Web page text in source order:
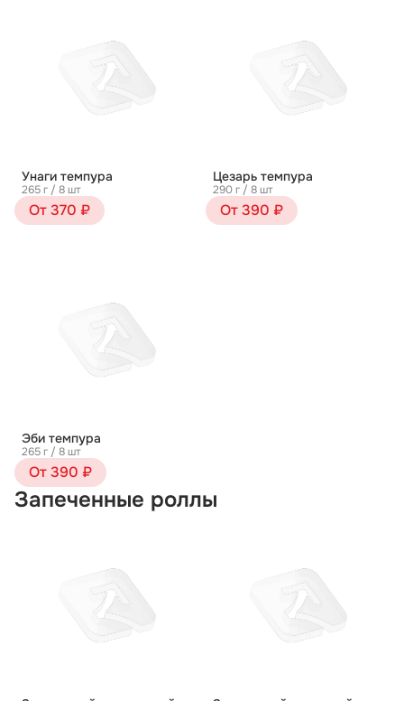
Унаги темпура
265 г / 8 шт
От 370 ₽
Цезарь темпура
290 г / 8 шт
От 390 ₽
Эби темпура
265 г / 8 шт
От 390 ₽
Запеченные роллы